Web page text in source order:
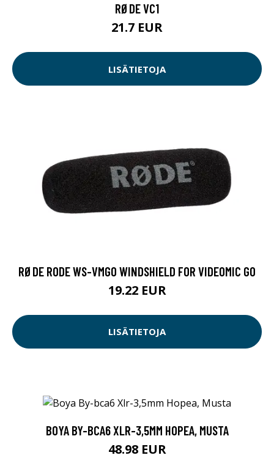
RØDE VC1
21.7 EUR
LISÄTIETOJA
RØDE RODE WS-VMGO WINDSHIELD FOR VIDEOMIC GO
19.22 EUR
LISÄTIETOJA
BOYA BY-BCA6 XLR-3,5MM HOPEA, MUSTA
48.98 EUR